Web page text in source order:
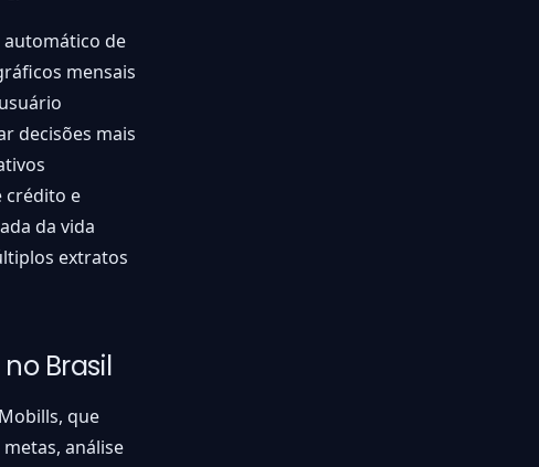
automático de
mensais
decisões mais
crédito e
da vida
extratos
Brasil
que
análise